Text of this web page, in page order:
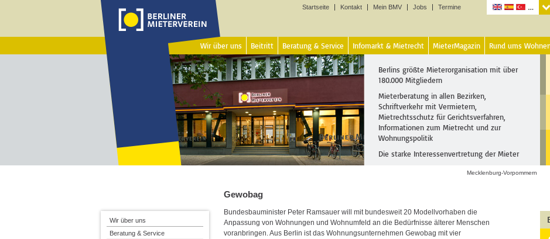
Startseite Kontakt Mein BMV Jobs Termine
Wir über uns Beitritt Beratung & Service Infomarkt & Mietrecht MieterMagazin Rund ums
Berlins größte Mieterorganisation mit über
180.000 Mitgliedern
Mieterberatung in allen Bezirken,
Schriftverkehr mit Vermietern,
Mietrechtsschutz für Gerichtsverfahren,
Informationen zum Mietrecht und zur
Wohnungspolitik
Die starke Interessenvertretung der Mieter
Mecklenburg-Vorpommern
Gewobag
Bundesbauminister Peter Ramsauer will mit bundesweit 20 Modellvorhaben die
Anpassung von Wohnungen und Wohnumfeld an die Bedürfnisse älterer Menschen
voranbringen. Aus Berlin ist das Wohnungsunternehmen Gewobag mit vier
Wir über uns
Beratung & Service